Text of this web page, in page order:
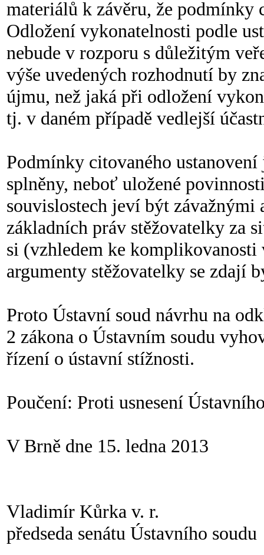
materiálů k závěru, že podmínky
Odložení vykonatelnosti podle
nebude v rozporu s důležitým
výše uvedených rozhodnutí by
újmu, než jaká při odložení
tj. v daném případě vedlejší
Podmínky citovaného
splněny, neboť uložené
souvislostech jeví být závažnými
základních práv stěžovatelky za
si (vzhledem ke komplikovanosti
argumenty stěžovatelky se zdají
Proto Ústavní soud návrhu na
2 zákona o Ústavním soudu
řízení o ústavní stížnosti.
Poučení: Proti usnesení
V Brně dne 15. ledna 2013
Vladimír Kůrka v. r.
předseda senátu Ústavního soudu